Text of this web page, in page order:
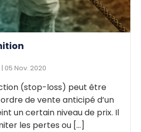
| 05 Nov. 2020
(stop-loss) peut être
de vente anticipé d’un
un certain niveau de prix. Il
les pertes ou [...]